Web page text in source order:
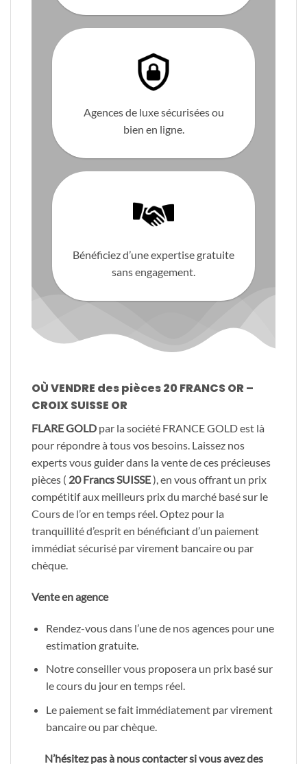
Agences de luxe sécurisées ou
bien en ligne.
Bénéficiez d’une expertise gratuite
sans engagement.
OÙ VENDRE des pièces 20 FRANCS OR –
CROIX SUISSE OR
FLARE GOLD par la société FRANCE GOLD est là
pour répondre à tous vos besoins. Laissez nos
experts vous guider dans la vente de ces précieuses
pièces ( 20 Francs SUISSE), en vous offrant un prix
compétitif aux meilleurs prix du marché basé sur le
Cours de l’oren temps réel. Optez pour la
tranquillité d’esprit en bénéficiant d’un paiement
immédiat sécurisé par virement bancaire ou par
chèque.
Vente en agence
Rendez-vous dans l’une de nos agences pour une
estimation gratuite.
Notre conseiller vous proposera un prix basé sur
le cours du jour en temps réel.
Le paiement se fait immédiatement par virement
bancaire ou par chèque.
N’hésitez pas à nous contacter si vous avez des